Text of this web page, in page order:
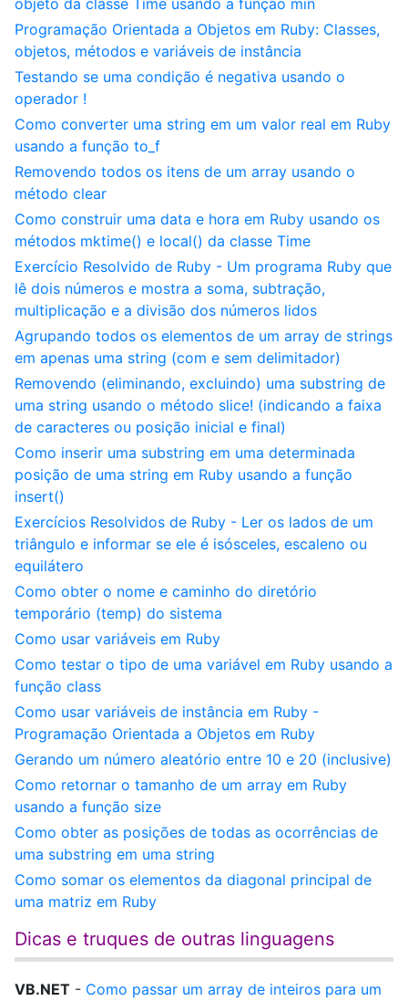
objeto da classe Time usando a função min
Programação Orientada a Objetos em Ruby: Classes,
objetos, métodos e variáveis de instância
Testando se uma condição é negativa usando o
operador !
Como converter uma string em um valor real em Ruby
usando a função to_f
Removendo todos os itens de um array usando o
método clear
Como construir uma data e hora em Ruby usando os
métodos mktime() e local() da classe Time
Exercício Resolvido de Ruby - Um programa Ruby que
lê dois números e mostra a soma, subtração,
multiplicação e a divisão dos números lidos
Agrupando todos os elementos de um array de strings
em apenas uma string (com e sem delimitador)
Removendo (eliminando, excluindo) uma substring de
uma string usando o método slice! (indicando a faixa
de caracteres ou posição inicial e final)
Como inserir uma substring em uma determinada
posição de uma string em Ruby usando a função
insert()
Exercícios Resolvidos de Ruby - Ler os lados de um
triângulo e informar se ele é isósceles, escaleno ou
equilátero
Como obter o nome e caminho do diretório
temporário (temp) do sistema
Como usar variáveis em Ruby
Como testar o tipo de uma variável em Ruby usando a
função class
Como usar variáveis de instância em Ruby -
Programação Orientada a Objetos em Ruby
Gerando um número aleatório entre 10 e 20 (inclusive)
Como retornar o tamanho de um array em Ruby
usando a função size
Como obter as posições de todas as ocorrências de
uma substring em uma string
Como somar os elementos da diagonal principal de
uma matriz em Ruby
Dicas e truques de outras linguagens
VB.NET - Como passar um array de inteiros para um